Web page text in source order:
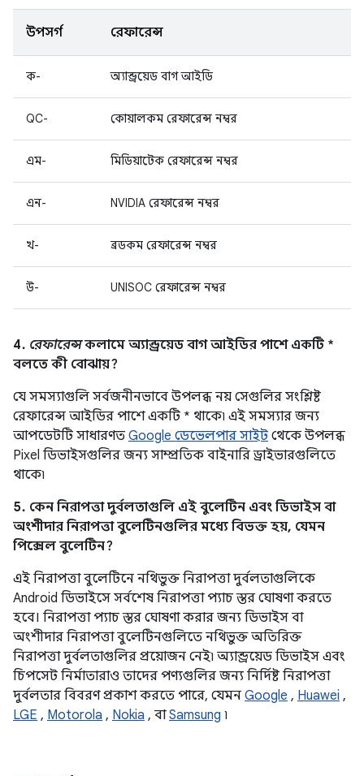
উপসর্গ রেফারেন্স
ক- অ্যান্ড্রয়েড বাগ আইডি
QC- কোয়ালকম রেফারেন্স নম্বর
এম- মিডিয়াটেক রেফারেন্স নম্বর
এন- NVIDIA রেফারেন্স নম্বর
খ- ব্রডকম রেফারেন্স নম্বর
উ- UNISOC রেফারেন্স নম্বর
4. রেফারেন্সকলামে অ্যান্ড্রয়েড বাগ আইডির পাশে একটি *
বলতে কী বোঝায়?
যে সমস্যাগুলি সর্বজনীনভাবে উপলব্ধ নয় সেগুলির সংশ্লিষ্ট
রেফারেন্স আইডির পাশে একটি * থাকে৷ এই সমস্যার জন্য
আপডেটটি সাধারণত Google ডেভেলপার সাইট থেকে উপলব্ধ
Pixel ডিভাইসগুলির জন্য সাম্প্রতিক বাইনারি ড্রাইভারগুলিতে
থাকে৷
5. কেন নিরাপত্তা দুর্বলতাগুলি এই বুলেটিন এবং ডিভাইস বা
অংশীদার নিরাপত্তা বুলেটিনগুলির মধ্যে বিভক্ত হয়, যেমন
পিক্সেল বুলেটিন?
এই নিরাপত্তা বুলেটিনে নথিভুক্ত নিরাপত্তা দুর্বলতাগুলিকে
Android ডিভাইসে সর্বশেষ নিরাপত্তা প্যাচ স্তর ঘোষণা করতে
হবে। নিরাপত্তা প্যাচ স্তর ঘোষণা করার জন্য ডিভাইস বা
অংশীদার নিরাপত্তা বুলেটিনগুলিতে নথিভুক্ত অতিরিক্ত
নিরাপত্তা দুর্বলতাগুলির প্রয়োজন নেই৷ অ্যান্ড্রয়েড ডিভাইস এবং
চিপসেট নির্মাতারাও তাদের পণ্যগুলির জন্য নির্দিষ্ট নিরাপত্তা
দুর্বলতার বিবরণ প্রকাশ করতে পারে, যেমন Google , Huawei ,
LGE , Motorola , Nokia , বাSamsung ৷